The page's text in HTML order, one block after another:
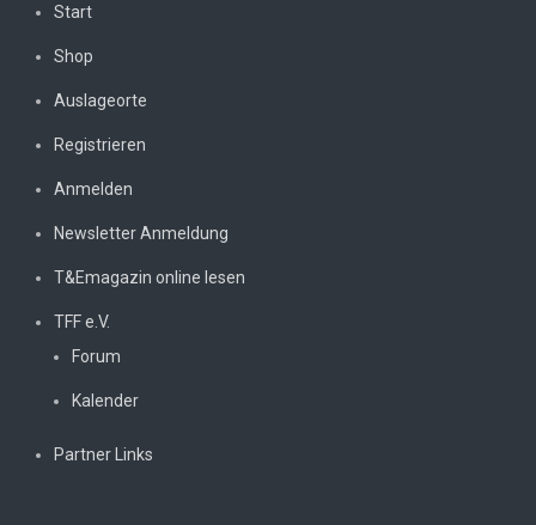
Start
Shop
Auslageorte
Registrieren
Anmelden
Newsletter Anmeldung
T&Emagazin online lesen
TFF e.V.
Forum
Kalender
Partner Links